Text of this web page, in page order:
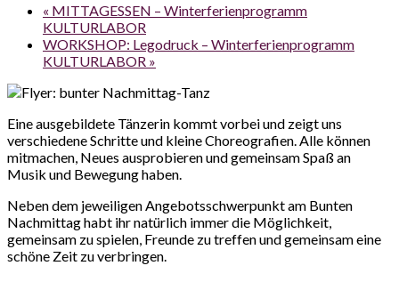
« MITTAGESSEN – Winterferienprogramm
KULTURLABOR
WORKSHOP: Legodruck – Winterferienprogramm
KULTURLABOR »
Eine ausgebildete Tänzerin kommt vorbei und zeigt uns
verschiedene Schritte und kleine Choreografien. Alle können
mitmachen, Neues ausprobieren und gemeinsam Spaß an
Musik und Bewegung haben.
Neben dem jeweiligen Angebotsschwerpunkt am Bunten
Nachmittag habt ihr natürlich immer die Möglichkeit,
gemeinsam zu spielen, Freunde zu treffen und gemeinsam eine
schöne Zeit zu verbringen.